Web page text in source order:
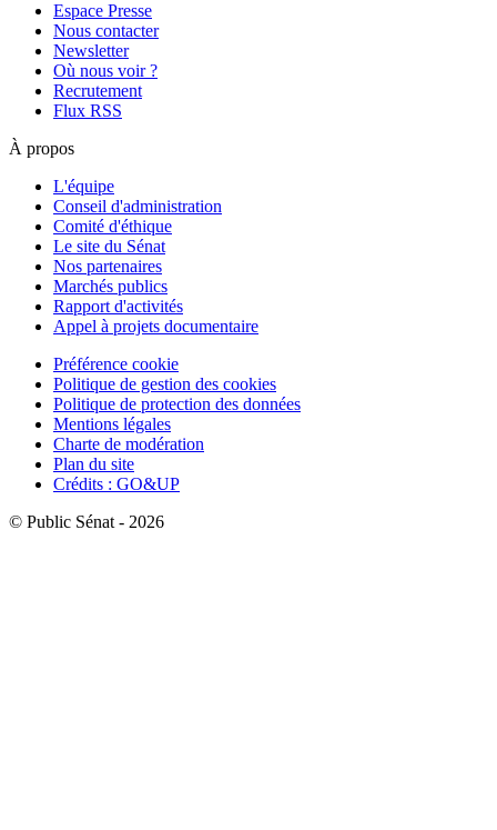
Espace Presse
Nous contacter
Newsletter
Où nous voir ?
Recrutement
Flux RSS
À propos
L'équipe
Conseil d'administration
Comité d'éthique
Le site du Sénat
Nos partenaires
Marchés publics
Rapport d'activités
Appel à projets documentaire
Préférence cookie
Politique de gestion des cookies
Politique de protection des données
Mentions légales
Charte de modération
Plan du site
Crédits : GO&UP
© Public Sénat - 2026